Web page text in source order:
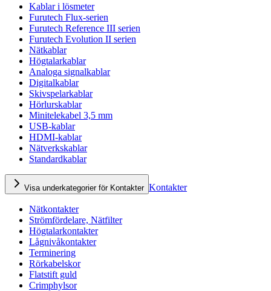
Kablar i lösmeter
Furutech Flux-serien
Furutech Reference III serien
Furutech Evolution II serien
Nätkablar
Högtalarkablar
Analoga signalkablar
Digitalkablar
Skivspelarkablar
Hörlurskablar
Minitelekabel 3,5 mm
USB-kablar
HDMI-kablar
Nätverkskablar
Standardkablar
Visa underkategorier för Kontakter Kontakter
Nätkontakter
Strömfördelare, Nätfilter
Högtalarkontakter
Lågnivåkontakter
Terminering
Rörkabelskor
Flatstift guld
Crimphylsor